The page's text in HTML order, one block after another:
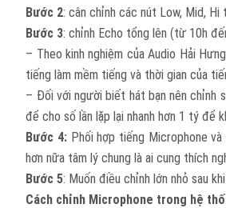
Bước 2: cân chỉnh các nút Low, Mid,
Bước 3: chỉnh Echo tổng lên (từ 10h
– Theo kinh nghiệm của Audio Hải
tiếng làm mềm tiếng và thời gian của
– Đối với người biết hát bạn nên chỉnh
để cho số lần lặp lại nhanh hơn 1 tý để
Bước 4: Phối hợp tiếng Microphone
hơn nữa tâm lý chung là ai cung thích
Bước 5: Muốn điều chỉnh lớn nhỏ sau
Cách chỉnh Microphone trong hệ